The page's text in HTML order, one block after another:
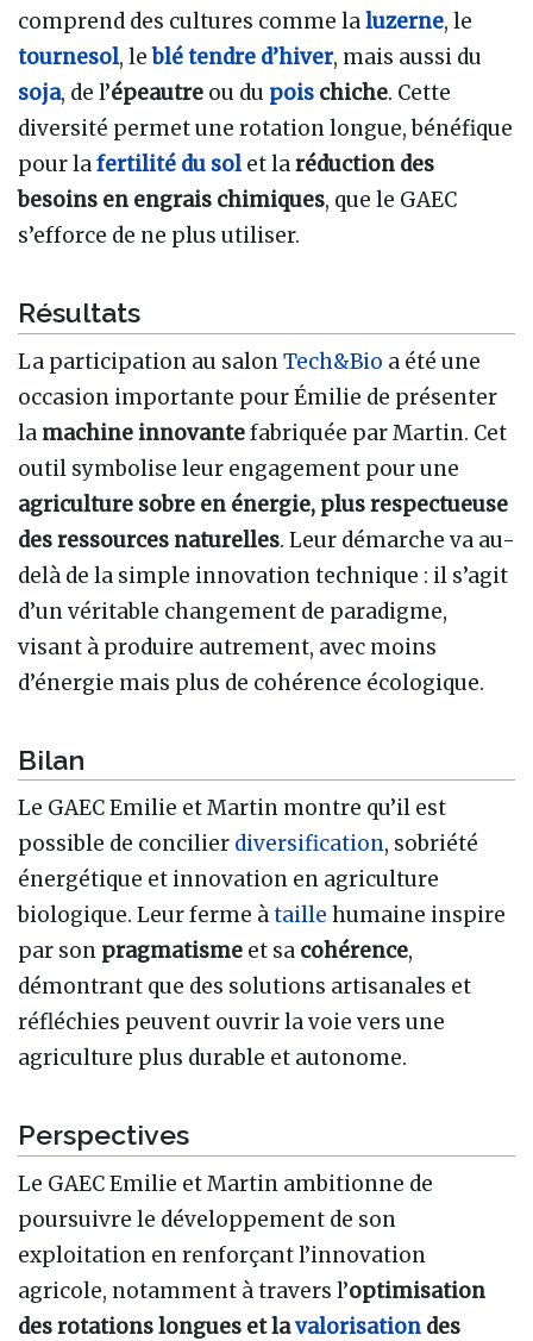
comprend des cultures comme laluzerne, le
tournesol, leblé tendre d’hiver, mais aussi du
soja, de l’épeautre ou du pois chiche. Cette
diversité permet une rotation longue, bénéfique
pour lafertilité du solet laréduction des
besoins en engrais chimiques, que le GAEC
s’efforce de ne plus utiliser.
Résultats
La participation au salonTech&Bio a été une
occasion importante pour Émilie de présenter
la machine innovantefabriquée par Martin. Cet
outil symbolise leur engagement pour une
agriculture sobre en énergie, plus respectueuse
des ressources naturelles. Leur démarche va au-
delà de la simple innovation technique : il s’agit
d’un véritable changement de paradigme,
visant à produire autrement, avec moins
d’énergie mais plus de cohérence écologique.
Bilan
Le GAEC Emilie et Martin montre qu’il est
possible de concilier diversification, sobriété
énergétique et innovation en agriculture
biologique. Leur ferme àtaille humaine inspire
par son pragmatisme et sa cohérence,
démontrant que des solutions artisanales et
réfléchies peuvent ouvrir la voie vers une
agriculture plus durable et autonome.
Perspectives
Le GAEC Emilie et Martin ambitionne de
poursuivre le développement de son
exploitation en renforçant l’innovation
agricole, notamment à travers l’optimisation
des rotations longues et lavalorisation des